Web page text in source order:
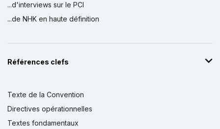
...d'interviews sur le PCI
...de NHK en haute définition
Références clefs
Texte de la Convention
Directives opérationnelles
Textes fondamentaux